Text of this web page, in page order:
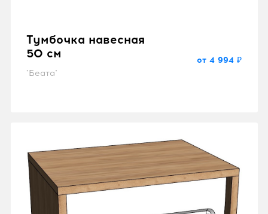
Тумбочка навесная
50 см
"Беата"
от 4 994 ₽